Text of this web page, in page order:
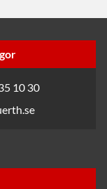
10 30